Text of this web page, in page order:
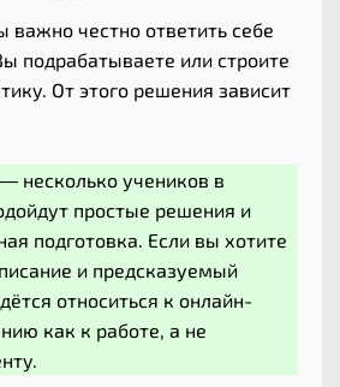
важно честно ответить себе
подрабатываете или строите
От этого решения зависит
несколько учеников в
простые решения и
подготовка. Если вы хотите
и предсказуемый
относиться к онлайн-
как к работе, а не